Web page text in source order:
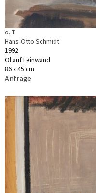
o. T.
Hans-Otto Schmidt
1992
Öl auf Leinwand
86 x 45 cm
Anfrage